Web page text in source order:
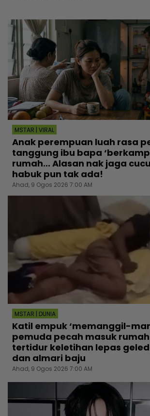
MSTAR | VIRAL
Anak perempuan luah rasa
tanggung ibu bapa
rumah... Alasan nak jaga
habuk pun tak ada!
Ahad, 9 Ogos 2026 7:00 AM
MSTAR | DUNIA
Katil empuk ‘memanggil-
pemuda pecah masuk
tertidur keletihan lepas
dan almari baju
Ahad, 9 Ogos 2026 7:00 AM